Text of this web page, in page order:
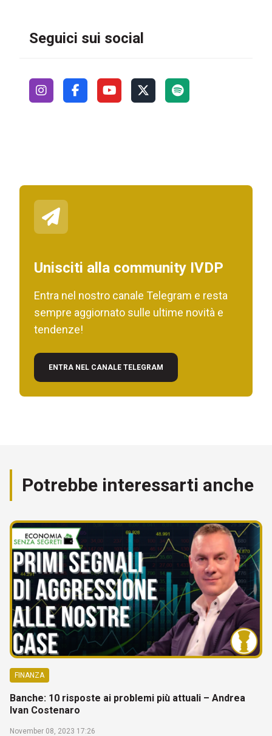
Seguici sui social
Unisciti alla community IVDP
Entra nel nostro canale Telegram e resta
sempre aggiornato sulle ultime novità e
tendenze!
ENTRA NEL CANALE TELEGRAM
Potrebbe interessarti anche
FINANZA
Banche: 10 risposte ai problemi più attuali – Andrea
Ivan Costenaro
November 08, 2023 17:26